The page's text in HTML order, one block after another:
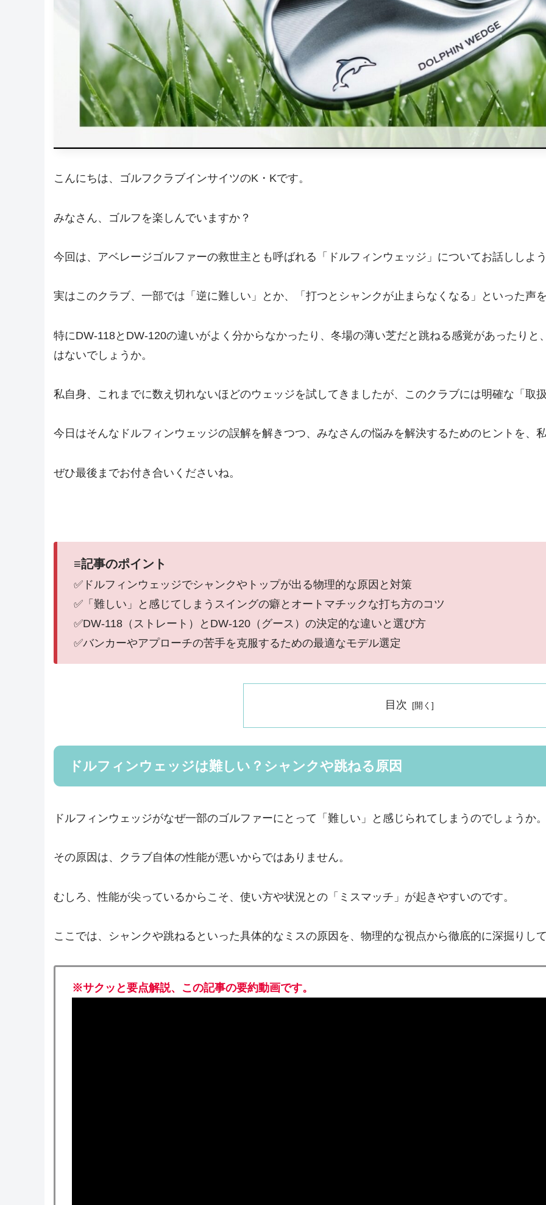
こんにちは、ゴルフクラブインサイツのK・Kです。
みなさん、ゴルフを楽しんでいますか？
今回は、アベレージゴルファーの救世主とも呼ばれる「ドルフィンウェッジ」についてお話ししよ
実はこのクラブ、一部では「逆に難しい」とか、「打つとシャンクが止まらなくなる」といった声
特にDW-118とDW-120の違いがよく分からなかったり、冬場の薄い芝だと跳ねる感覚があったり
はないでしょうか。
私自身、これまでに数え切れないほどのウェッジを試してきましたが、このクラブには明確な「取
今日はそんなドルフィンウェッジの誤解を解きつつ、みなさんの悩みを解決するためのヒントを、
ぜひ最後までお付き合いくださいね。
≡記事のポイント
✅ドルフィンウェッジでシャンクやトップが出る物理的な原因と対策
✅「難しい」と感じてしまうスイングの癖とオートマチックな打ち方のコツ
✅DW-118（ストレート）とDW-120（グース）の決定的な違いと選び方
✅バンカーやアプローチの苦手を克服するための最適なモデル選定
目次
ドルフィンウェッジは難しい？シャンクや跳ねる原因
ドルフィンウェッジがなぜ一部のゴルファーにとって「難しい」と感じられてしまうのでしょうか
その原因は、クラブ自体の性能が悪いからではありません。
むしろ、性能が尖っているからこそ、使い方や状況との「ミスマッチ」が起きやすいのです。
ここでは、シャンクや跳ねるといった具体的なミスの原因を、物理的な視点から徹底的に深掘りし
※サクッと要点解説、この記事の要約動画です。